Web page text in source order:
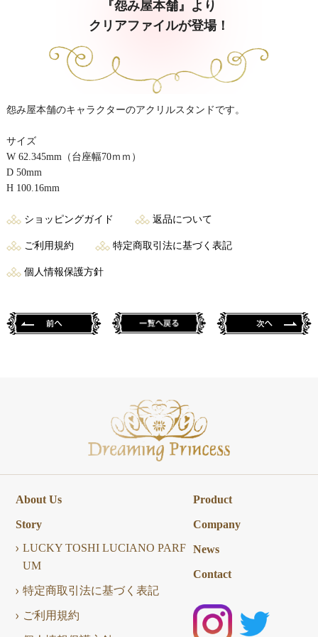
『怨み屋本舗』より
クリアファイルが登場！
怨み屋本舗のキャラクターのアクリルスタンドです。
サイズ
W 62.345mm（台座幅70ｍｍ）
D 50mm
H 100.16mm
ショッピングガイド 返品について
ご利用規約 特定商取引法に基づく表記
個人情報保護方針
About Us
Story
LUCKY TOSHI LUCIANO PARF
UM
特定商取引法に基づく表記
ご利用規約
Product
Company
News
Contact